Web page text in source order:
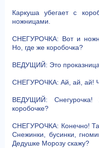
Каркуша убегает с
ножницами.
СНЕГУРОЧКА: Вот и
Но, где же коробочка?
ВЕДУЩИЙ: Это
СНЕГУРОЧКА: Ай, ай, ай!
ВЕДУЩИЙ:
коробочке?
СНЕГУРОЧКА: Конечно!
Снежинки, бусинки,
Дедушке Морозу скажу?